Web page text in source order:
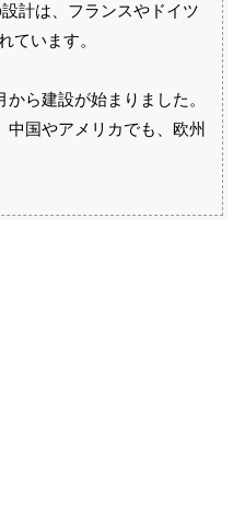
計は、フランスやドイツ
ています。
ら建設が始まりました。
国やアメリカでも、欧州